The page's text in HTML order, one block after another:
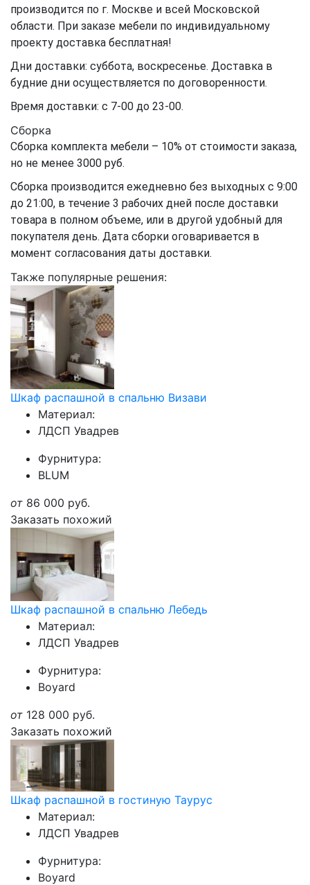
производится по г. Москве и всей Московской
области. При заказе мебели по индивидуальному
проекту доставка бесплатная!
Дни доставки: суббота, воскресенье. Доставка в
будние дни осуществляется по договоренности.
Время доставки: с 7-00 до 23-00.
Сборка
Сборка комплекта мебели – 10% от стоимости заказа,
но не менее 3000 руб.
Сборка производится ежедневно без выходных с 9:00
до 21:00, в течение 3 рабочих дней после доставки
товара в полном объеме, или в другой удобный для
покупателя день. Дата сборки оговаривается в
момент согласования даты доставки.
Также популярные решения:
Шкаф распашной в спальню Визави
Материал:
ЛДСП Увадрев
Фурнитура:
BLUM
от 86 000 руб.
Заказать похожий
Шкаф распашной в спальню Лебедь
Материал:
ЛДСП Увадрев
Фурнитура:
Boyard
от 128 000 руб.
Заказать похожий
Шкаф распашной в гостиную Таурус
Материал:
ЛДСП Увадрев
Фурнитура:
Boyard